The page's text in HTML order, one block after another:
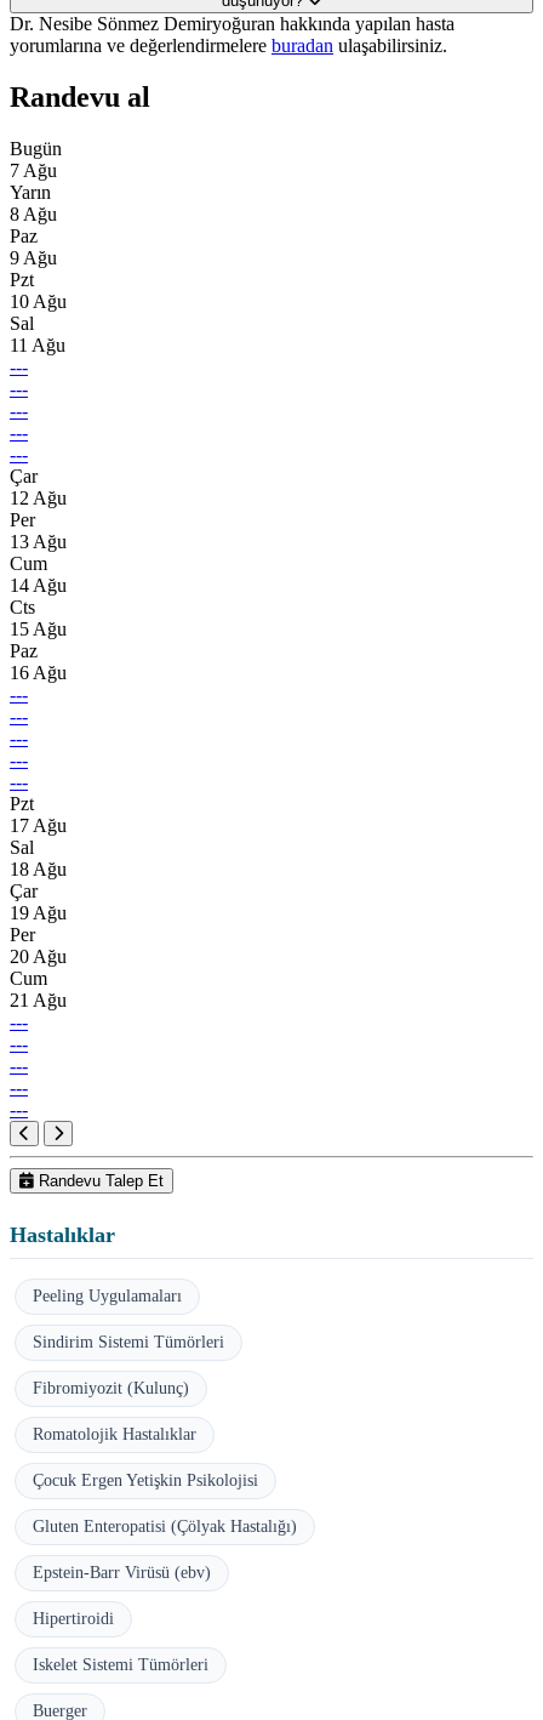
Dr. Nesibe Sönmez Demiryoğuran hakkında yapılan hasta
yorumlarına ve değerlendirmelere buradan ulaşabilirsiniz.
Randevu al
Bugün
7 Ağu
Yarın
8 Ağu
Paz
9 Ağu
Pzt
10 Ağu
Sal
11 Ağu
---
---
---
---
---
Çar
12 Ağu
Per
13 Ağu
Cum
14 Ağu
Cts
15 Ağu
Paz
16 Ağu
---
---
---
---
---
Pzt
17 Ağu
Sal
18 Ağu
Çar
19 Ağu
Per
20 Ağu
Cum
21 Ağu
---
---
---
---
---
Randevu Talep Et
Hastalıklar
Peeling Uygulamaları
Sindirim Sistemi Tümörleri
Fibromiyozit (Kulunç)
Romatolojik Hastalıklar
Çocuk Ergen Yetişkin Psikolojisi
Gluten Enteropatisi (Çölyak Hastalığı)
Epstein-Barr Virüsü (ebv)
Hipertiroidi
Iskelet Sistemi Tümörleri
Buerger